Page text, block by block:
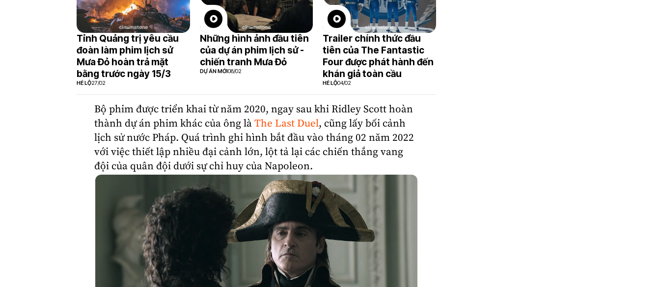
Tỉnh Quảng trị yêu cầu
đoàn làm phim lịch sử
Mưa Đỏ hoàn trả mặt
bằng trước ngày 15/3
HÉ LỘ27/02
Những hình ảnh đầu tiên
của dự án phim lịch sử -
chiến tranh Mưa Đỏ
DỰ ÁN MỚI08/02
Trailer chính thức đầu
tiên của The Fantastic
Four được phát hành đến
khán giả toàn cầu
HÉ LỘ04/02
Bộ phim được triển khai từ năm 2020, ngay sau khi Ridley Scott hoàn
thành dự án phim khác của ông làThe Last Duel, cũng lấy bối cảnh
lịch sử nước Pháp. Quá trình ghi hình bắt đầu vào tháng 02 năm 2022
với việc thiết lập nhiều đại cảnh lớn, lột tả lại các chiến thắng vang
đội của quân đội dưới sự chỉ huy của Napoleon.